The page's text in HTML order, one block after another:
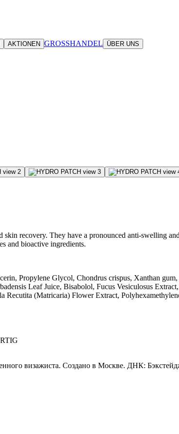
AKTIONEN GROSSHANDEL ÜBER UNS
recovery. They have a pronounced anti-swelling
and bioactive ingredients.
Propylene Glycol, Chondrus crispus, Xanthan
Leaf Juice, Bisabolol, Fucus Vesiculosus
Recutita (Matricaria) Flower Extract,
визажиста. Создано в Москве. ДНК: